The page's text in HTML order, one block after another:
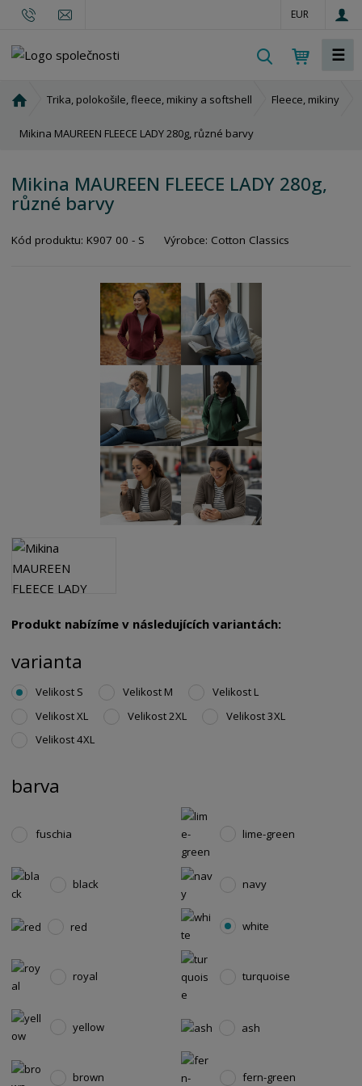
EUR
h
a
☰
o
s
r
Trika, polokošile, fleece, mikiny a softshell Fleece, mikiny
Mikina MAUREEN FLEECE LADY 280g, různé barvy
Mikina MAUREEN FLEECE LADY 280g,
různé barvy
Kód produktu: K907 00 - S Výrobce: Cotton Classics
Produkt nabízíme v následujících variantách:
varianta
Velikost S Velikost M
Velikost L
Velikost XL
Velikost 2XL
Velikost 3XL
Velikost 4XL
barva
fuschia lime-green
black navy
red white
royal turquoise
yellow ash
brown fern-green